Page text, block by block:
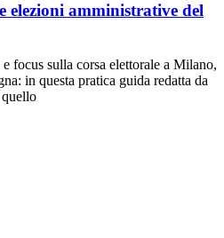
amministrative del
focus sulla corsa elettorale a Milano,
in questa pratica guida redatta da